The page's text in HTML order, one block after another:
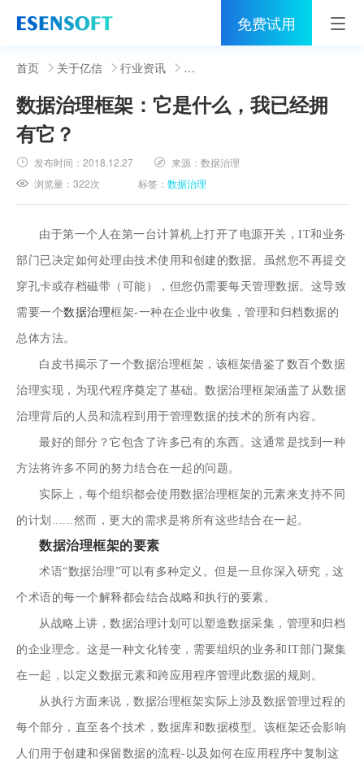
免费试用
首页
睿治
解决方案
伙伴
社区
关于亿信
400-0011-866
首页 关于亿信 行业资讯
数据治理框架：它是什么，我已经拥
有它？
发布时间：2018.12.27 来源：数据治理
浏览量：322次 标签：数据治理
由于第一个人在第一台计算机上打开了电源开关，IT和业务
部门已决定如何处理由技术使用和创建的数据。虽然您不再提交
穿孔卡或存档磁带（可能），但您仍需要每天管理数据。这导致
需要一个数据治理框架-一种在企业中收集，管理和归档数据的
总体方法。
白皮书揭示了一个数据治理框架，该框架借鉴了数百个数据
治理实现，为现代程序奠定了基础。数据治理框架涵盖了从数据
治理背后的人员和流程到用于管理数据的技术的所有内容。
最好的部分？它包含了许多已有的东西。这通常是找到一种
方法将许多不同的努力结合在一起的问题。
实际上，每个组织都会使用数据治理框架的元素来支持不同
的计划......然而，更大的需求是将所有这些结合在一起。
数据治理框架的要素
术语“数据治理”可以有多种定义。但是一旦你深入研究，这
个术语的每一个解释都会结合战略和执行的要素。
从战略上讲，数据治理计划可以塑造数据采集，管理和归档
的企业理念。这是一种文化转变，需要组织的业务和IT部门聚集
在一起，以定义数据元素和跨应用程序管理此数据的规则。
从执行方面来说，数据治理框架实际上涉及数据管理过程的
每个部分，直至各个技术，数据库和数据模型。该框架还会影响
人们用于创建和保留数据的流程-以及如何在应用程序中复制这